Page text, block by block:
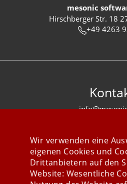
mesonic
Hirschberger Str. 18
+49 4263
Wir verwenden eine
eigenen Cookies und
Drittanbietern auf den
Website: Wesentliche